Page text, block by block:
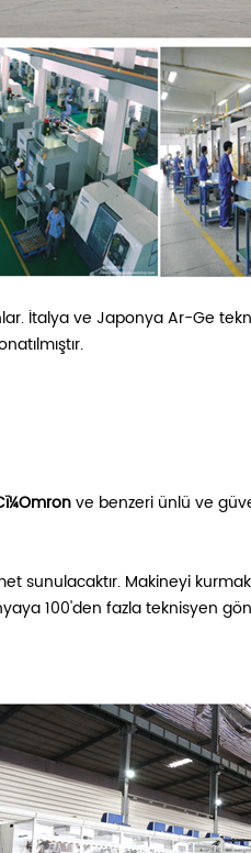
İtalya ve Japonya Ar-Ge
ve benzeri ünlü ve
sunulacaktır. Makineyi
100'den fazla teknisyen